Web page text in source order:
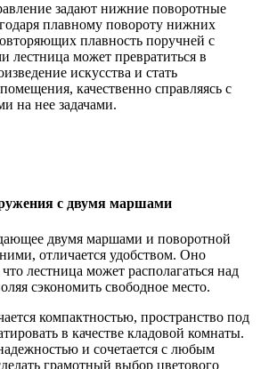
задают нижние поворотные
плавному повороту нижних
плавность поручней с
лестница может превратиться в
искусства и стать
качественно справляясь с
на нее задачами.
с двумя маршами
двумя маршами и поворотной
отличается удобством. Оно
лестница может располагаться над
сэкономить свободное место.
компактностью, пространство под
в качестве кладовой комнаты.
и сочетается с любым
грамотный выбор цветового